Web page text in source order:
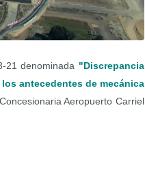
21 denominada "Discrepancia
antecedentes de mecánica
Aeropuerto Carriel